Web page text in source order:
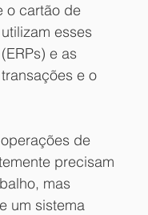
o cartão de
esses
e as
e o
de
precisam
mas
um sistema